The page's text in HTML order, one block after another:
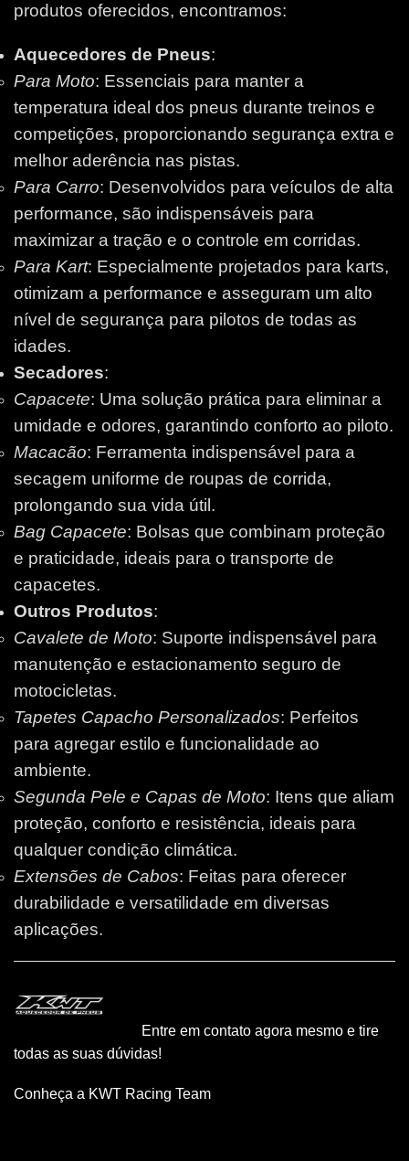
produtos oferecidos, encontramos:
Aquecedores de Pneus:
Para Moto: Essenciais para manter a
temperatura ideal dos pneus durante treinos e
competições, proporcionando segurança extra e
melhor aderência nas pistas.
Para Carro: Desenvolvidos para veículos de alta
performance, são indispensáveis para
maximizar a tração e o controle em corridas.
Para Kart: Especialmente projetados para karts,
otimizam a performance e asseguram um alto
nível de segurança para pilotos de todas as
idades.
Secadores:
Capacete: Uma solução prática para eliminar a
umidade e odores, garantindo conforto ao piloto.
Macacão: Ferramenta indispensável para a
secagem uniforme de roupas de corrida,
prolongando sua vida útil.
Bag Capacete: Bolsas que combinam proteção
e praticidade, ideais para o transporte de
capacetes.
Outros Produtos:
Cavalete de Moto: Suporte indispensável para
manutenção e estacionamento seguro de
motocicletas.
Tapetes Capacho Personalizados: Perfeitos
para agregar estilo e funcionalidade ao
ambiente.
Segunda Pele e Capas de Moto: Itens que aliam
proteção, conforto e resistência, ideais para
qualquer condição climática.
Extensões de Cabos: Feitas para oferecer
durabilidade e versatilidade em diversas
aplicações.
Entre em contato agora mesmo e tire
todas as suas dúvidas!
Conheça a KWT Racing Team